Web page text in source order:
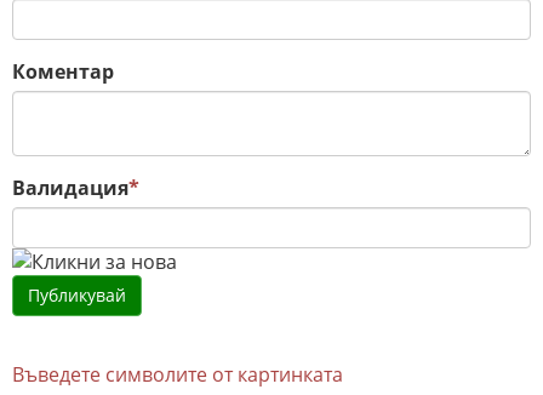
Коментар
Валидация*
Въведете символите от картинката